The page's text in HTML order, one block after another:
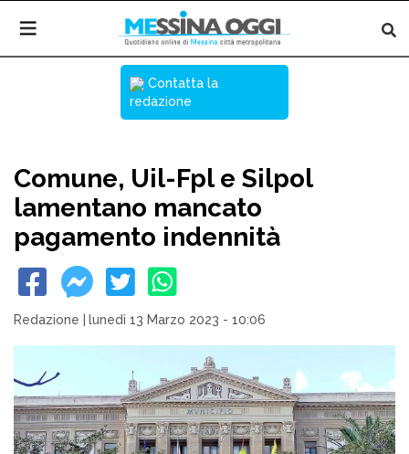
Contatta la
redazione
Comune, Uil-Fpl e Silpol
lamentano mancato
pagamento indennità
Redazione lunedì 13 Marzo 2023 - 10:06